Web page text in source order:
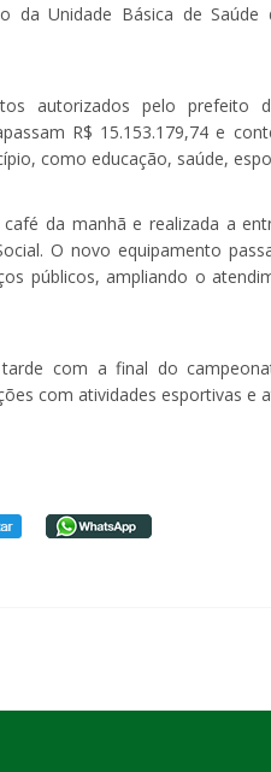
da Unidade Básica de
autorizados pelo
R$ 15.153.179,74 e
como educação, saúde,
da manhã e realizada a
O novo equipamento
públicos, ampliando o
com a final do
com atividades esportivas e